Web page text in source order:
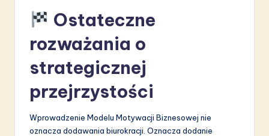
Ostateczne
rozważania o
strategicznej
przejrzystości
Wprowadzenie Modelu Motywacji Biznesowej nie
oznacza dodawania biurokracji. Oznacza dodanie